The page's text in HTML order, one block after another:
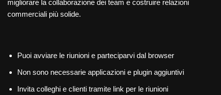
migliorare la collaborazione dei team e costruire relazioni
commerciali più solide.
Puoi avviare le riunioni e parteciparvi dal browser
Non sono necessarie applicazioni e plugin aggiuntivi
Invita colleghi e clienti tramite link per le riunioni